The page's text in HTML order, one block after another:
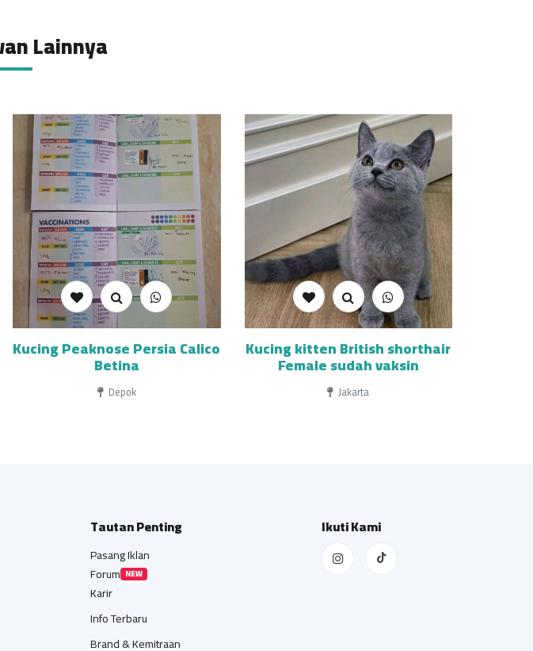
Lainnya
Kucing Peaknose Persia Calico
Betina
Depok
Kucing kitten British shorthair
Female sudah vaksin
Jakarta
Tautan Penting
Pasang Iklan
Forum NEW
Karir
Info Terbaru
Brand & Kemitraan
Ikuti Kami